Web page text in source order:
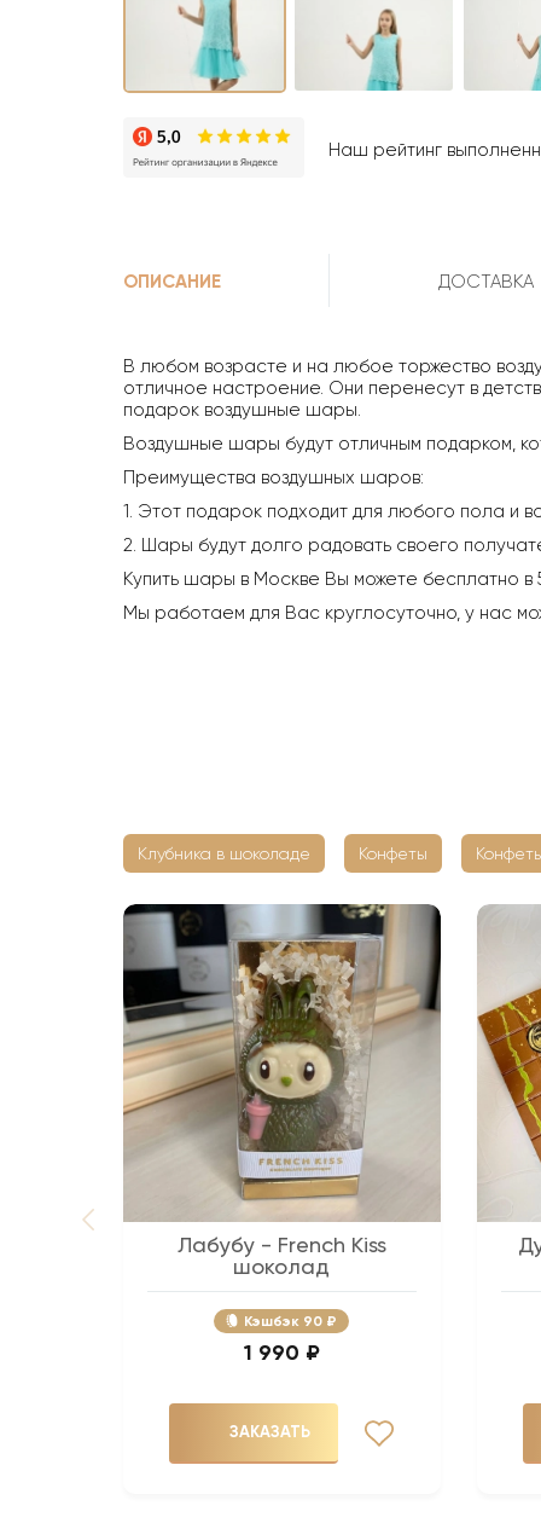
Наш рейтинг
ОПИСАНИЕ ДОСТАВКА
В любом возрасте и на любое торжество
отличное настроение. Они перенесут в
подарок воздушные шары.
Воздушные шары будут отличным подарком,
Преимущества воздушных шаров:
1. Этот подарок подходит для любого пола и
2. Шары будут долго радовать своего
Купить шары в Москве Вы можете бесплатно
Мы работаем для Вас круглосуточно, у нас
Клубника в шоколаде Конфеты
Лабубу - French Kiss
шоколад
Кэшбэк 90 ₽
1 990 ₽
ЗАКАЗАТЬ